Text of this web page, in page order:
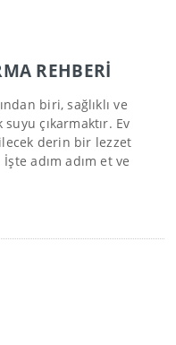
REHBERİ
biri, sağlıklı ve
çıkarmaktır. Ev
derin bir lezzet
adım adım et ve